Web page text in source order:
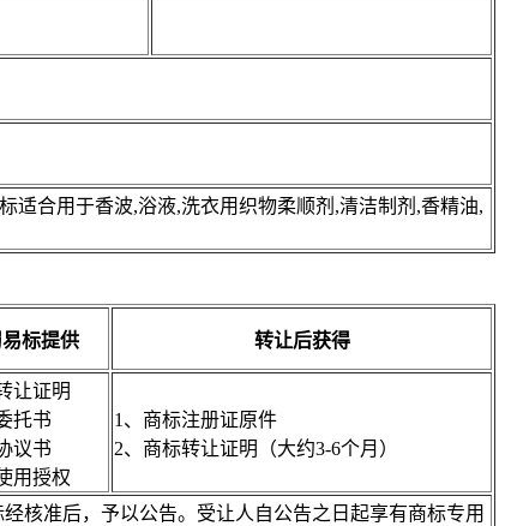
适合用于香波,浴液,洗衣用织物柔顺剂,清洁制剂,香精油,
标提供 转让后获得
让证明
托书
议书
用授权
1、商标注册证原件
2、商标转让证明（大约3-6个月）
核准后，予以公告。受让人自公告之日起享有商标专用